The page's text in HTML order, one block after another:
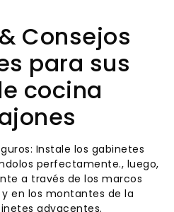
Consejos
para sus
cocina
Instale los gabinetes
perfectamente., luego,
a través de los marcos
en los montantes de la
adyacentes.